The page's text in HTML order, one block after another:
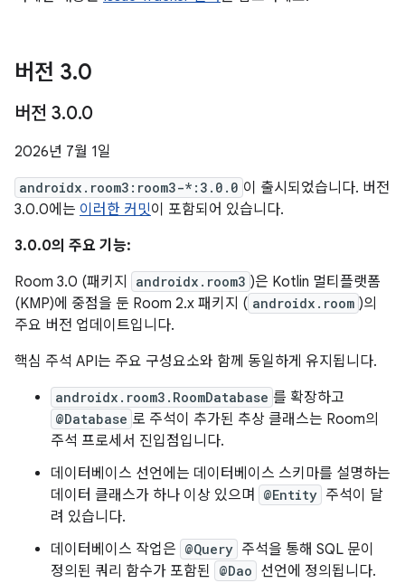
버전 3.0
버전 3.0.0
2026년 7월 1일
androidx.room3:room3-*:3.0.0 이 출시되었습니다. 버전
3.0.0에는 이러한 커밋이 포함되어 있습니다.
3.0.0의 주요 기능:
Room 3.0 (패키지
androidx.room3 )은 Kotlin 멀티플랫폼
(KMP)에 중점을 둔 Room 2.x 패키지 ( androidx.room )의
주요 버전 업데이트입니다.
핵심 주석 API는 주요 구성요소와 함께 동일하게 유지됩니다.
androidx.room3.RoomDatabase 를 확장하고
@Database 로 주석이 추가된 추상 클래스는 Room의
주석 프로세서 진입점입니다.
데이터베이스 선언에는 데이터베이스 스키마를 설명하는
데이터 클래스가 하나 이상 있으며
@Entity 주석이 달
려 있습니다.
데이터베이스 작업은 @Query 주석을 통해 SQL 문이
정의된 쿼리 함수가 포함된 @Dao 선언에 정의됩니다.